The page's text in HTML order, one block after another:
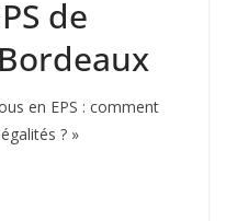
de
en EPS : comment
? »